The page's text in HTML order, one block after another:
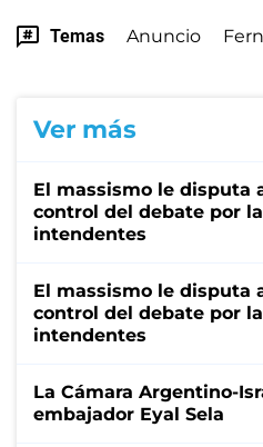
Temas Anuncio
Ver más
El massismo le disputa
control del debate por
intendentes
El massismo le disputa
control del debate por
intendentes
La Cámara Argentino-
embajador Eyal Sela